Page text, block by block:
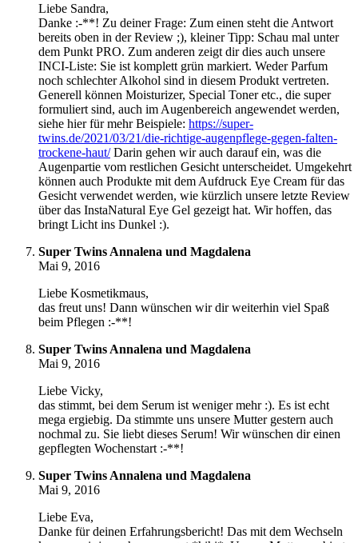
Liebe Sandra,
Danke :-**! Zu deiner Frage: Zum einen steht die Antwort
bereits oben in der Review ;), kleiner Tipp: Schau mal unter
dem Punkt PRO. Zum anderen zeigt dir dies auch unsere
INCI-Liste: Sie ist komplett grün markiert. Weder Parfum
noch schlechter Alkohol sind in diesem Produkt vertreten.
Generell können Moisturizer, Special Toner etc., die super
formuliert sind, auch im Augenbereich angewendet werden,
siehe hier für mehr Beispiele: https://super-
twins.de/2021/03/21/die-richtige-augenpflege-gegen-falten-
trockene-haut/Darin gehen wir auch darauf ein, was die
Augenpartie vom restlichen Gesicht unterscheidet. Umgekehrt
können auch Produkte mit dem Aufdruck Eye Cream für das
Gesicht verwendet werden, wie kürzlich unsere letzte Review
über das InstaNatural Eye Gel gezeigt hat. Wir hoffen, das
bringt Licht ins Dunkel :).
Super Twins Annalena und Magdalena
Mai 9, 2016
Liebe Kosmetikmaus,
das freut uns! Dann wünschen wir dir weiterhin viel Spaß
beim Pflegen :-**!
Super Twins Annalena und Magdalena
Mai 9, 2016
Liebe Vicky,
das stimmt, bei dem Serum ist weniger mehr :). Es ist echt
mega ergiebig. Da stimmte uns unsere Mutter gestern auch
nochmal zu. Sie liebt dieses Serum! Wir wünschen dir einen
gepflegten Wochenstart :-**!
Super Twins Annalena und Magdalena
Mai 9, 2016
Liebe Eva,
Danke für deinen Erfahrungsbericht! Das mit dem Wechseln